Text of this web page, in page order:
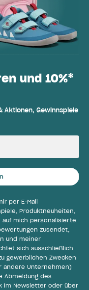
und 10%*
Gewinnspiele
per E-Mail
Produktneuheiten,
auf mich personalisierte
zusendet,
und meiner
sich ausschließlich
gewerblichen Zwecken
andere Unternehmen)
Abmeldung des
im Newsletter oder über